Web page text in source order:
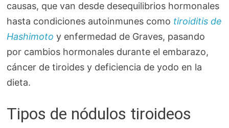
causas, que van desde desequilibrios hormonales
hasta condiciones autoinmunes como tiroiditis de
Hashimoto y enfermedad de Graves, pasando
por cambios hormonales durante el embarazo,
cáncer de tiroides y deficiencia de yodo en la
dieta.
Tipos de nódulos tiroideos